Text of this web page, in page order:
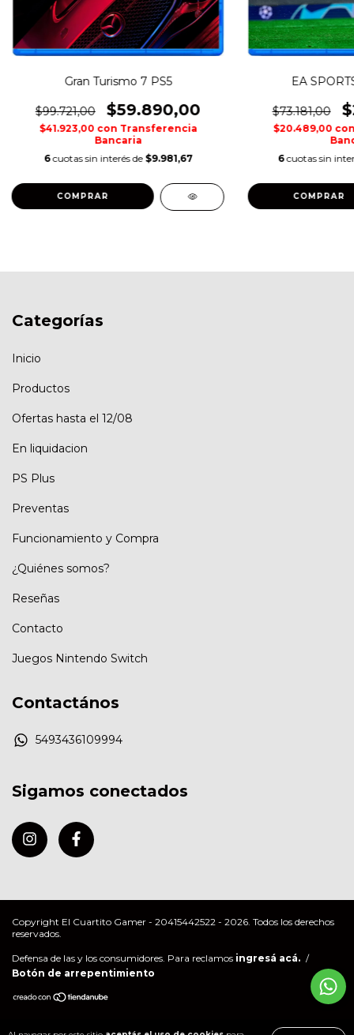
Gran Turismo 7 PS5
$99.721,00 $59.890,00
$41.923,00 con Transferencia
Bancaria
6 cuotas sin interés de $9.981,67
COMPRAR
EA
$73.181,00
$20.489,00
6 cuotas sin
COMPRAR
Categorías
Inicio
Productos
Ofertas hasta el 12/08
En liquidacion
PS Plus
Preventas
Funcionamiento y Compra
¿Quiénes somos?
Reseñas
Contacto
Juegos Nintendo Switch
Contactános
5493436109994
Sigamos conectados
Copyright El Cuartito Gamer - 20415442522 - 2026. Todos los derechos
reservados.
Defensa de las y los consumidores. Para reclamos ingresá acá. /
Botón de arrepentimiento